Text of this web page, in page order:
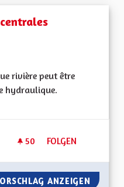
rivière peut être
hydraulique.
50 50 FOLLOWER
FOLGEN
DÉVELOPPER LES
ANZEIGEN